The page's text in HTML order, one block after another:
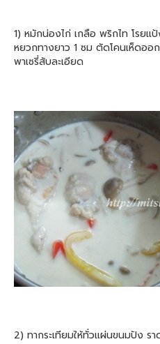
1) หมักน่องไก่ เกลือ พริกไท โรยแ
หยวกทางยาว 1 ซม ตัดโคนเห็ดออ
พาเซรี่สับละเอียด
2) ทากระเทียมให้ทั่วแผ่นขนมปัง ร